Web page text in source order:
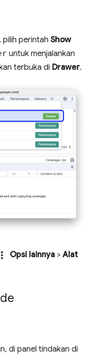
, pilih perintah Show
untuk menjalankan
terbuka di Drawer.
more_vert Opsi lainnya >Alat
di panel tindakan di